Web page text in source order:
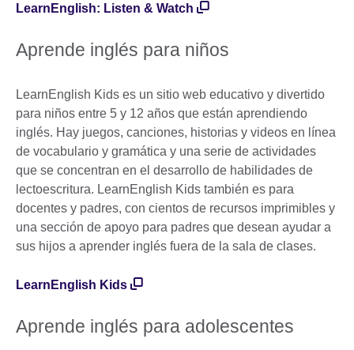
LearnEnglish: Listen & Watch
Aprende inglés para niños
LearnEnglish Kids es un sitio web educativo y divertido
para niños entre 5 y 12 años que están aprendiendo
inglés. Hay juegos, canciones, historias y videos en línea
de vocabulario y gramática y una serie de actividades
que se concentran en el desarrollo de habilidades de
lectoescritura. LearnEnglish Kids también es para
docentes y padres, con cientos de recursos imprimibles y
una sección de apoyo para padres que desean ayudar a
sus hijos a aprender inglés fuera de la sala de clases.
LearnEnglish Kids
Aprende inglés para adolescentes